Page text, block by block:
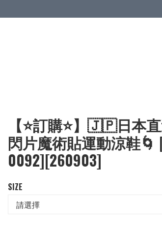
【⭐訂購⭐】🇯🇵日本
閃片魔術貼運動涼鞋🌀
0092][260903]
SIZE